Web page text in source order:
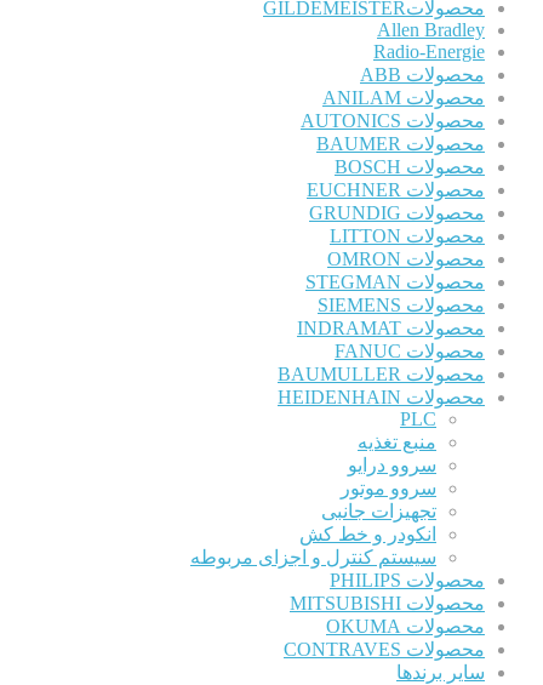
محصولاتGILDEMEISTER
Allen Bradley
Radio-Energie
محصولات ABB
محصولات ANILAM
محصولات AUTONICS
محصولات BAUMER
محصولات BOSCH
محصولات EUCHNER
محصولات GRUNDIG
محصولات LITTON
محصولات OMRON
محصولات STEGMAN
محصولات SIEMENS
محصولات INDRAMAT
محصولات FANUC
محصولات BAUMULLER
محصولات HEIDENHAIN
PLC
منبع تغذیه
سروو درایو
سروو موتور
تجهیزات جانبی
انکودر و خط کش
سیستم کنترل و اجزای مربوطه
محصولات PHILIPS
محصولات MITSUBISHI
محصولات OKUMA
محصولات CONTRAVES
سایر برندها